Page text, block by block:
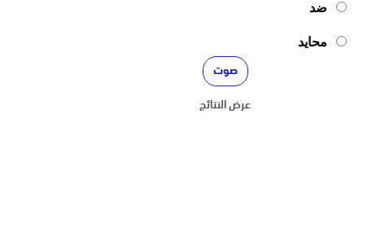
ضد
محايد
عرض النتائج